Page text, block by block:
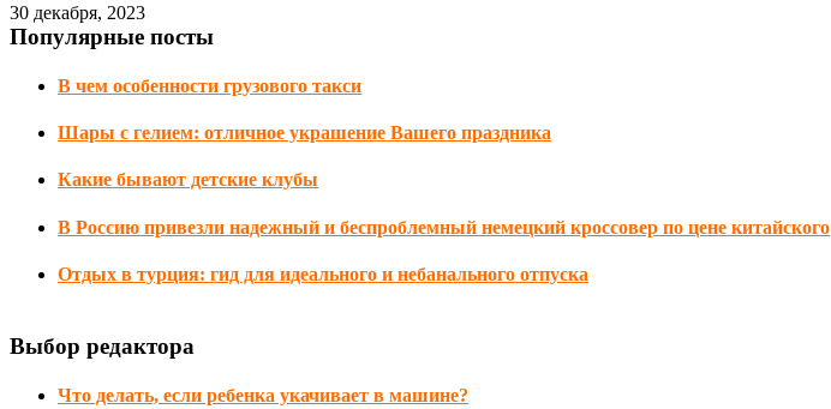
30 декабря, 2023
Популярные посты
В чем особенности грузового такси
Шары с гелием: отличное украшение Вашего праздника
Какие бывают детские клубы
В Россию привезли надежный и беспроблемный немецкий кроссовер по цене китайского
Отдых в турция: гид для идеального и небанального отпуска
Выбор редактора
Что делать, если ребенка укачивает в машине?